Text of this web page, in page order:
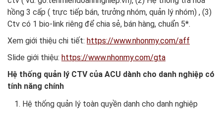
hồng 3 cấp ( trực tiếp bán, trưởng nhóm, quản lý nhóm) , (3)
Ctv có 1 bio-link riêng để chia sẻ, bán hàng, chuẩn 5*.
Xem giới thiệu chi tiết: https://www.nhonmy.com/aff
Slide giới thiệu: https://www.nhonmy.com/gta
Hệ thống quản lý CTV của ACU dành cho danh nghiệp có
tính năng chính
Hệ thống quản lý toàn quyền danh cho danh nghiệp